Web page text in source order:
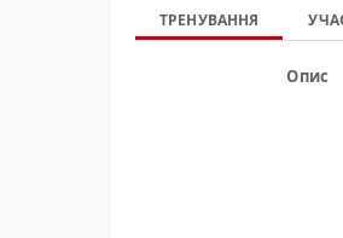
ТРЕНУВАННЯ
Опис